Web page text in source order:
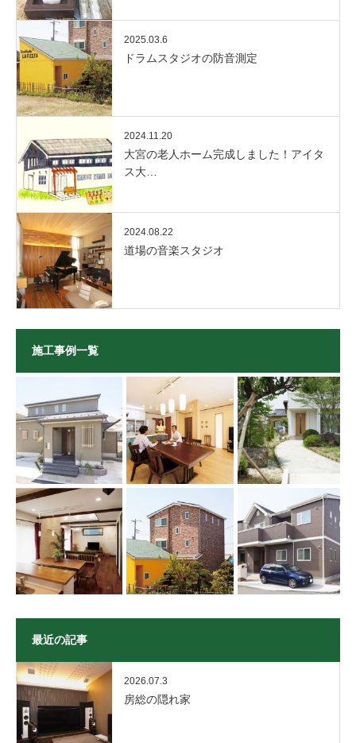
2025.03.6
ドラムスタジオの防音測定
2024.11.20
大宮の老人ホーム完成しました！アイタ
ス大…
2024.08.22
道場の音楽スタジオ
施工事例一覧
最近の記事
2026.07.3
房総の隠れ家